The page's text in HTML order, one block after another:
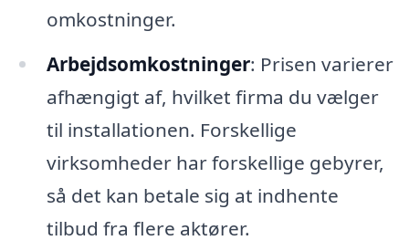
omkostninger.
Arbejdsomkostninger: Prisen varierer
afhængigt af, hvilket firma du vælger
til installationen. Forskellige
virksomheder har forskellige gebyrer,
så det kan betale sig at indhente
tilbud fra flere aktører.